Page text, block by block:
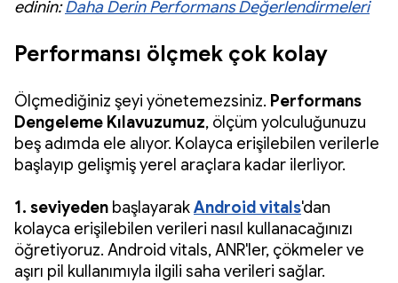
edinin:Daha Derin Performans Değerlendirmeleri
Performansı ölçmek çok kolay
Ölçmediğiniz şeyi yönetemezsiniz. Performans
Dengeleme Kılavuzumuz, ölçüm yolculuğunuzu
beş adımda ele alıyor. Kolayca erişilebilen verilerle
başlayıp gelişmiş yerel araçlara kadar ilerliyor.
1. seviyeden başlayarakAndroid vitals'dan
kolayca erişilebilen verileri nasıl kullanacağınızı
öğretiyoruz. Android vitals, ANR'ler, çökmeler ve
aşırı pil kullanımıyla ilgili saha verileri sağlar.